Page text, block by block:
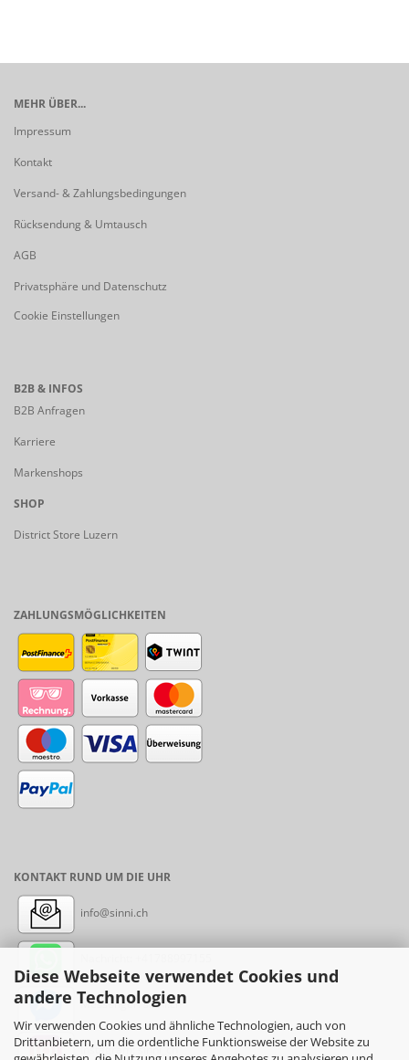
Diese Webseite verwendet Cookies und
andere Technologien
Wir verwenden Cookies und ähnliche Technologien, auch von
Drittanbietern, um die ordentliche Funktionsweise der Website zu
MEHR ÜBER...
Impressum
Kontakt
Versand- & Zahlungsbedingungen
Rücksendung & Umtausch
AGB
Privatsphäre und Datenschutz
Cookie Einstellungen
B2B & INFOS
B2B Anfragen
Karriere
Markenshops
SHOP
District Store Luzern
ZAHLUNGSMÖGLICHKEITEN
KONTAKT RUND UM DIE UHR
info@sinni.ch
Messenger: sinni.ch
Instagram: sinni_ch